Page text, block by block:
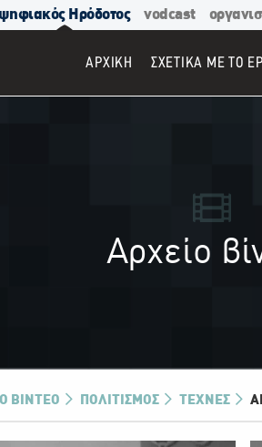
ψηφιακός Ηρόδοτος vodcast
ΑΡΧΙΚΉ ΣΧΕΤΙΚΑ ΜΕ ΤΟ
Αρχείο
ΒΊΝΤΕΟ ΠΟΛΙΤΙΣΜΟΣ ΤΈΧΝΕΣ